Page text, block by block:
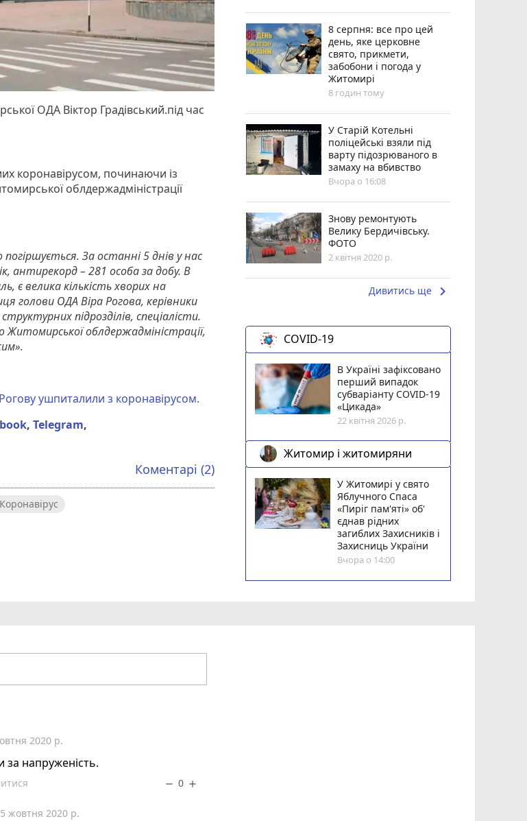
ОДА Віктор Градівський.під час
коронавірусом, починаючи із
облдержадміністрації
За останні 5 днів у нас
антирекорд – 281 особа за добу. В
є велика кількість хворих на
голови ОДА Віра Рогова, керівники
підрозділів, спеціалісти.
облдержадміністрації,
ушпиталили з коронавірусом.
,Telegram,
Коментарі (2)
Коронавірус
8 серпня: все про цей
день, яке церковне
свято, прикмети,
забобони і погода у
Житомирі
8 годин тому
У Старій Котельні
поліцейські взяли під
варту підозрюваного в
замаху на вбивство
Вчора о 16:08
Знову ремонтують
Велику Бердичівську.
ФОТО
2 квітня 2020 р.
Дивитись ще keyboard_arrow_right
COVID-19
В Україні зафіксовано
перший випадок
субваріанту COVID-19
«Цикада»
22 квітня 2026 р.
Житомир і житомиряни
У Житомирі у свято
Яблучного Спаса
«Пиріг пам'яті» об'
єднав рідних
загиблих Захисників і
Захисниць України
Вчора о 14:00
2020 р.
за напруженість.
remove 0 add
5 жовтня 2020 р.